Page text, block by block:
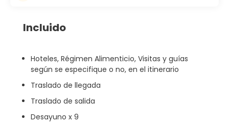
Incluido
Hoteles, Régimen Alimenticio, Visitas y guías
según se especifique o no, en el itinerario
Traslado de llegada
Traslado de salida
Desayuno x 9